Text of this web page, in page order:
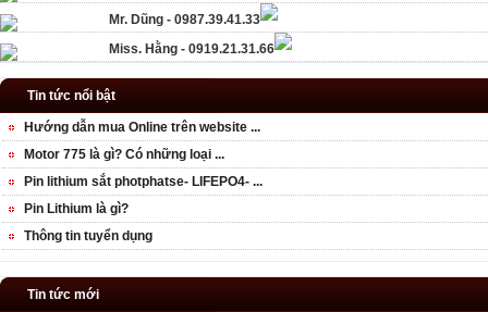
Mr. Dũng - 0987.39.41.33
Miss. Hằng - 0919.21.31.66
Tin tức nổi bật
Hướng dẫn mua Online trên website ...
Motor 775 là gì? Có những loại ...
Pin lithium sắt photphatse- LIFEPO4- ...
Pin Lithium là gì?
Thông tin tuyển dụng
Tin tức mới